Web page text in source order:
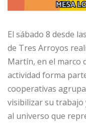
El sábado 8 desde
de Tres Arroyos
Martín, en el marco
actividad forma
cooperativas
visibilizar su trabajo
al universo que